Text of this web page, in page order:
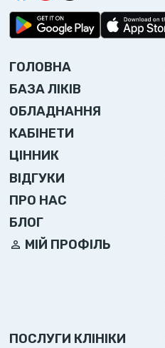
ГОЛОВНА
БАЗА ЛІКІВ
ОБЛАДНАННЯ
КАБІНЕТИ
ЦІННИК
ВІДГУКИ
ПРО НАС
БЛОГ
МІЙ ПРОФІЛЬ
ПОСЛУГИ КЛІНІКИ